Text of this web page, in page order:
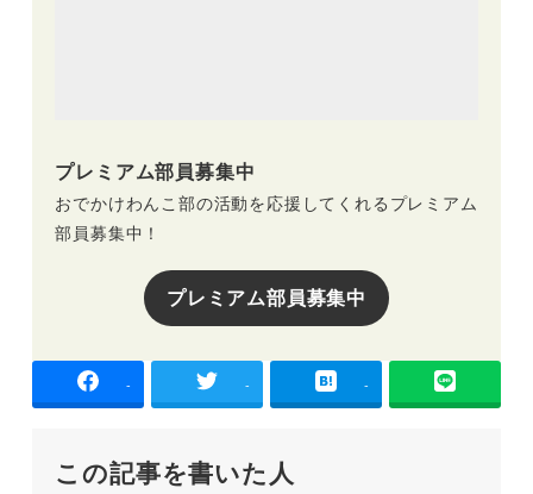
プレミアム部員募集中
おでかけわんこ部の活動を応援してくれるプレミアム
部員募集中！
プレミアム部員募集中
- - -
この記事を書いた人